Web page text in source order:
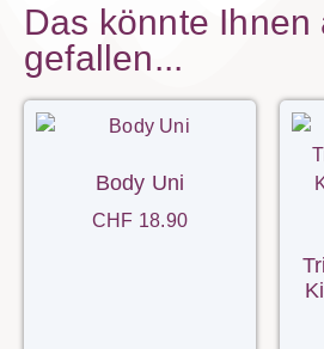
Das könnte Ihnen
gefallen...
Body Uni
CHF 18.90